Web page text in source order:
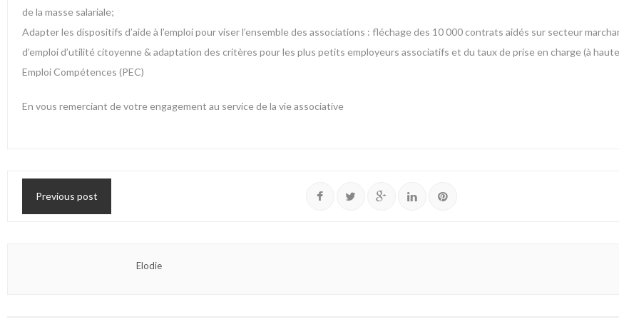
de la masse salariale;
Adapter les dispositifs d’aide à l’emploi pour viser l’ensemble des associations : fléchage des 10 000 contrats aidés sur secteur
d’emploi d’utilité citoyenne & adaptation des critères pour les plus petits employeurs associatifs et du taux de prise en charge (à
Emploi Compétences (PEC)
En vous remerciant de votre engagement au service de la vie associative
Previous post
Elodie